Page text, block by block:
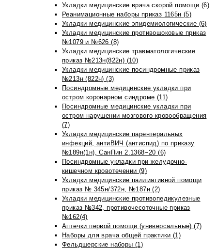
Укладки медицинские врача скорой помощи (6)
Реанимационные наборы приказ 1165н (5)
Укладки медицинские эпидемиологические (6)
Укладки медицинские противошоковые приказ
№1079 и №626 (8)
Укладки медицинские травматологические
приказ №213н(822н) (10)
Укладки медицинские посиндромные приказ
№213н (822н) (3)
Посиндромные медицинские укладки при
остром коронарном синдроме (11)
Посиндромные медицинские укладки при
остром нарушении мозгового кровообращения
(7)
Укладки медицинские парентеральных
инфекций, антиВИЧ (антиспид) по приказу
№189н(1н), СанПин 2.1368−20 (6)
Посиндромные укладки при желудочно-
кишечном кровотечении (9)
Укладки медицинские паллиативной помощи
приказ № 345н/372н, №187н (2)
Укладки медицинские противопедикулезные
приказ №342, противочесоточные приказ
№162(4)
Аптечки первой помощи (универсальные) (7)
Наборы для врача общей практики (1)
Фельдшерские наборы (1)